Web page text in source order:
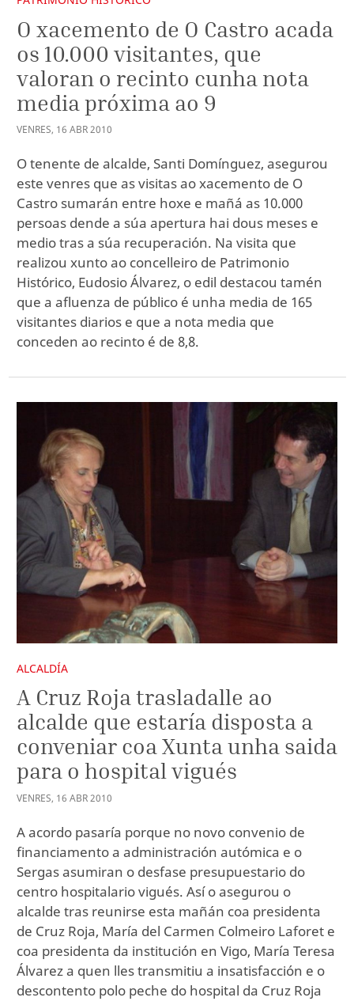
O xacemento de O Castro acada
os 10.000 visitantes, que
valoran o recinto cunha nota
media próxima ao 9
VENRES, 16 ABR2010
O tenente de alcalde, Santi Domínguez, asegurou
este venres que as visitas ao xacemento de O
Castro sumarán entre hoxe e mañá as 10.000
persoas dende a súa apertura hai dous meses e
medio tras a súa recuperación. Na visita que
realizou xunto ao concelleiro de Patrimonio
Histórico, Eudosio Álvarez, o edil destacou tamén
que a afluenza de público é unha media de 165
visitantes diarios e que a nota media que
conceden ao recinto é de 8,8.
ALCALDÍA
A Cruz Roja trasladalle ao
alcalde que estaría disposta a
conveniar coa Xunta unha saida
para o hospital vigués
VENRES, 16 ABR2010
A acordo pasaría porque no novo convenio de
financiamento a administración autómica e o
Sergas asumiran o desfase presupuestario do
centro hospitalario vigués. Así o asegurou o
alcalde tras reunirse esta mañán coa presidenta
de Cruz Roja, María del Carmen Colmeiro Laforet e
coa presidenta da institución en Vigo, María Teresa
Álvarez a quen lles transmitiu a insatisfacción e o
descontento polo peche do hospital da Cruz Roja